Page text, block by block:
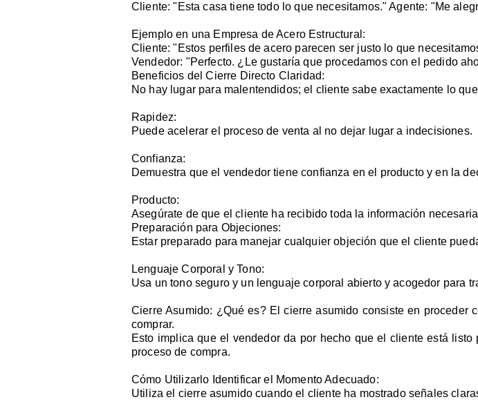
Cliente: "Esta casa tiene todo lo que necesitamos." Agente: "Me
Ejemplo en una Empresa de Acero Estructural:
Cliente: "Estos perfiles de acero parecen ser justo lo que
Vendedor: "Perfecto. ¿Le gustaría que procedamos con el pedido
Beneficios del Cierre Directo Claridad:
No hay lugar para malentendidos; el cliente sabe exactamente lo
Rapidez:
Puede acelerar el proceso de venta al no dejar lugar a indecisiones.
Confianza:
Demuestra que el vendedor tiene confianza en el producto y en la
Producto:
Asegúrate de que el cliente ha recibido toda la información
Preparación para Objeciones:
Estar preparado para manejar cualquier objeción que el cliente
Lenguaje Corporal y Tono:
Usa un tono seguro y un lenguaje corporal abierto y acogedor para
Cierre Asumido: ¿Qué es? El cierre asumido consiste en
comprar.
Esto implica que el vendedor da por hecho que el cliente está
proceso de compra.
Cómo Utilizarlo Identificar el Momento Adecuado:
Utiliza el cierre asumido cuando el cliente ha mostrado señales